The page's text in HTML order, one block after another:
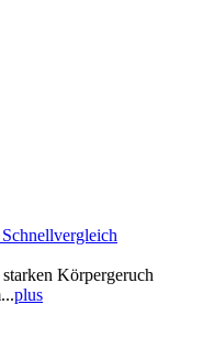
Schnellvergleich
Körpergeruch
plus